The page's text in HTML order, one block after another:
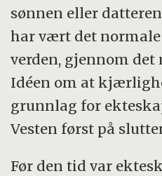
sønnen eller
har vært det normale
verden, gjennom det
Idéen om at
grunnlag for
Vesten først på
Før den tid var